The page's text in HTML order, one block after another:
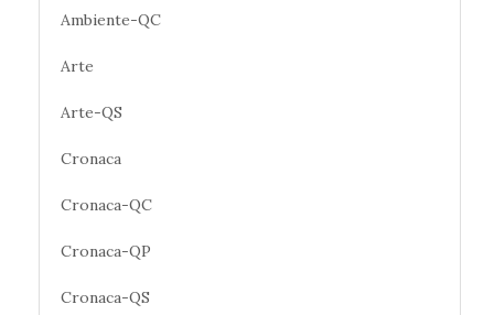
Ambiente-QC
Arte
Arte-QS
Cronaca
Cronaca-QC
Cronaca-QP
Cronaca-QS